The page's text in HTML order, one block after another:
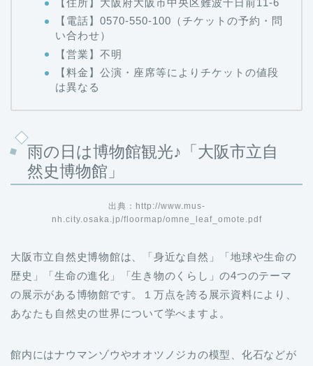
【住所】大阪府大阪市中央区難波千日前11-6
【電話】0570-550-100（チケットの予約・問
い合わせ）
【営業】不明
【料金】公演・座席等によりチケットの値段
は異なる
雨の日は博物館観光♪「大阪市立自
然史博物館」
出典：http://www.mus-
nh.city.osaka.jp/floormap/omne_leaf_omote.pdf
大阪市立自然史博物館は、「身近な自然」「地球や生命の
歴史」「生命の進化」「生き物のくらし」の4つのテーマ
の展示がある博物館です。１万点を誇る展示資料により、
あなたも自然史の世界について学べますよ。
館内にはナウマンゾウやオオツノジカの模型、化石などが